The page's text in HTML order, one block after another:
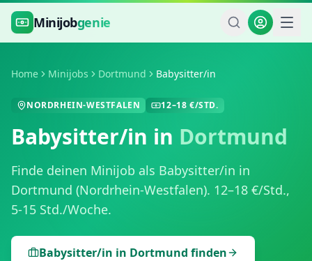
Zum Hauptinhalt springen
Minijobgenie
Home Minijobs Dortmund Babysitter/in
NORDRHEIN-WESTFALEN 12–18 €/STD.
Babysitter/in in Dortmund
Finde deinen Minijob als Babysitter/in in
Dortmund (Nordrhein-Westfalen). 12–18 €/Std.,
5-15 Std./Woche.
Babysitter/in in Dortmund finden